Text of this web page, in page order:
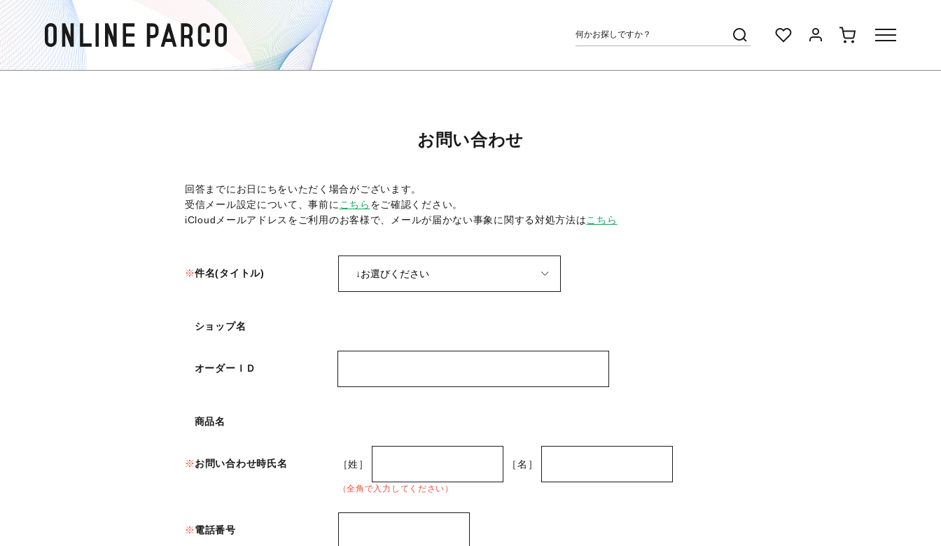
お問い合わせ
回答までにお日にちをいただく場合がございます。
受信メール設定について、事前に こちら をご確認ください。
iCloudメールアドレスをご利用のお客様で、メールが届かない事象に関する対処方法はこちら
件名(タイトル)
ショップ名
オーダーＩＤ
商品名
お問い合わせ時氏名 ［姓］ ［名］
（全角で入力してください）
電話番号